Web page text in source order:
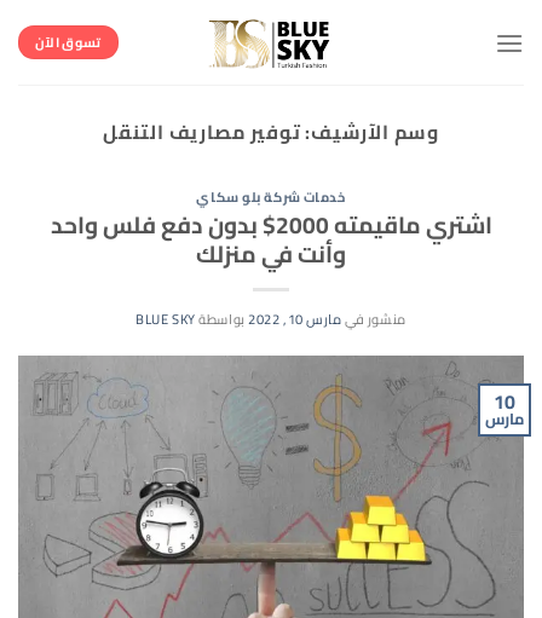
للمحتوى
تسوق الآن
وسم الآرشيف:توفير مصاريف التنقل
خدمات شركة بلو سكاي
اشتري ماقيمته 2000$ بدون دفع فلس واحد
وأنت في منزلك
منشور فيمارس 10, 2022 بواسطةBLUE SKY
10
مارس